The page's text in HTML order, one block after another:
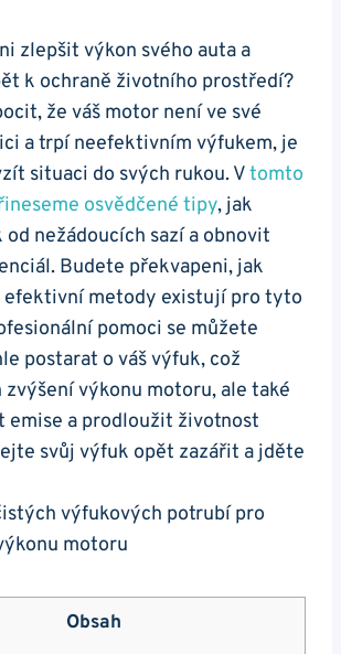
zlepšit ​výkon‌ svého⁢ auta a
⁢k ochraně životního prostředí?
že váš motor není ve ​své
a trpí ⁢neefektivním ⁣výfukem, ​je
situaci do⁤ svých rukou. Vtomto
osvědčené tipy, jak
nežádoucích sazí a obnovit
Budete překvapeni, jak
efektivní metody existují⁣ pro tyto
pomoci se můžete
​postarat o váš výfuk, což⁣
zvýšení výkonu motoru, ale také⁣
emise a prodloužit životnost
svůj výfuk⁤ opět zazářit a jděte
Obsah